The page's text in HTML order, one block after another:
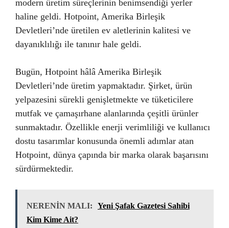
modern üretim süreçlerinin benimsendiği yerler
haline geldi. Hotpoint, Amerika Birleşik
Devletleri’nde üretilen ev aletlerinin kalitesi ve
dayanıklılığı ile tanınır hale geldi.
Bugün, Hotpoint hâlâ Amerika Birleşik
Devletleri’nde üretim yapmaktadır. Şirket, ürün
yelpazesini sürekli genişletmekte ve tüketicilere
mutfak ve çamaşırhane alanlarında çeşitli ürünler
sunmaktadır. Özellikle enerji verimliliği ve kullanıcı
dostu tasarımlar konusunda önemli adımlar atan
Hotpoint, dünya çapında bir marka olarak başarısını
sürdürmektedir.
NERENİN MALI:
Yeni Şafak Gazetesi Sahibi
Kim Kime Ait?